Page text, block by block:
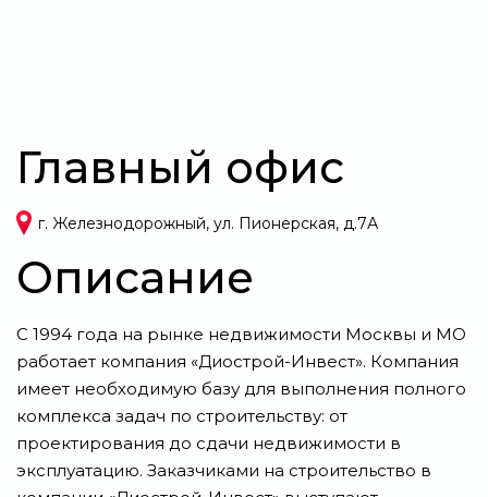
Главный офис
г. Железнодорожный, ул. Пионерская, д.7А
Описание
С 1994 года на рынке недвижимости Москвы и МО
работает компания «Диострой-Инвест». Компания
имеет необходимую базу для выполнения полного
комплекса задач по строительству: от
проектирования до сдачи недвижимости в
эксплуатацию. Заказчиками на строительство в